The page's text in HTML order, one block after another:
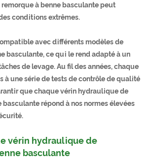
à benne basculante peut
conditions extrêmes.
avec différents modèles de
basculante, ce qui le rend adapté à un
de levage. Au fil des années, chaque
à une série de tests de contrôle de qualité
que chaque vérin hydraulique de
basculante répond à nos normes élevées
vérin hydraulique de
basculante